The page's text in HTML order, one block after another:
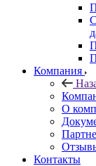
Компания
О
Контакты